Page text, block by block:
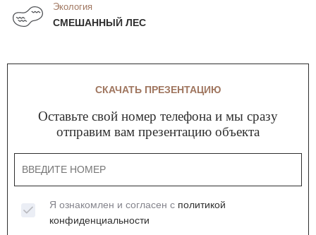
Экология
СМЕШАННЫЙ ЛЕС
СКАЧАТЬ ПРЕЗЕНТАЦИЮ
Оставьте свой номер телефона и мы сразу
отправим вам презентацию объекта
Я ознакомлен и согласен с политикой
конфиденциальности